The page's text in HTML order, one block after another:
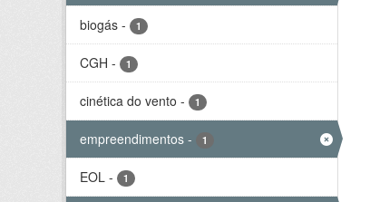
biogás - 1
CGH - 1
cinética do vento - 1
empreendimentos - 1
EOL - 1